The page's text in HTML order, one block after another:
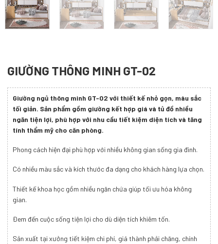
GIƯỜNG THÔNG MINH GT-02
Giường ngủ thông minh GT-02 với thiết kế nhỏ gọn, màu sắc
tối giản. Sản phẩm gồm giường kết hợp giá và tủ đồ nhiều
ngăn tiện lợi, phù hợp với nhu cầu tiết kiệm diện tích và tăng
tính thẩm mỹ cho căn phòng.
Phong cách hiện đại phù hợp với nhiều không gian sống gia đình.
Có nhiều màu sắc và kích thước đa dạng cho khách hàng lựa chọn.
Thiết kế khoa học gồm nhiều ngăn chứa giúp tối ưu hóa không
gian.
Đem đến cuộc sống tiện lợi cho dù diện tích khiêm tốn.
Sản xuất tại xưởng tiết kiệm chi phí, giá thành phải chăng, chính